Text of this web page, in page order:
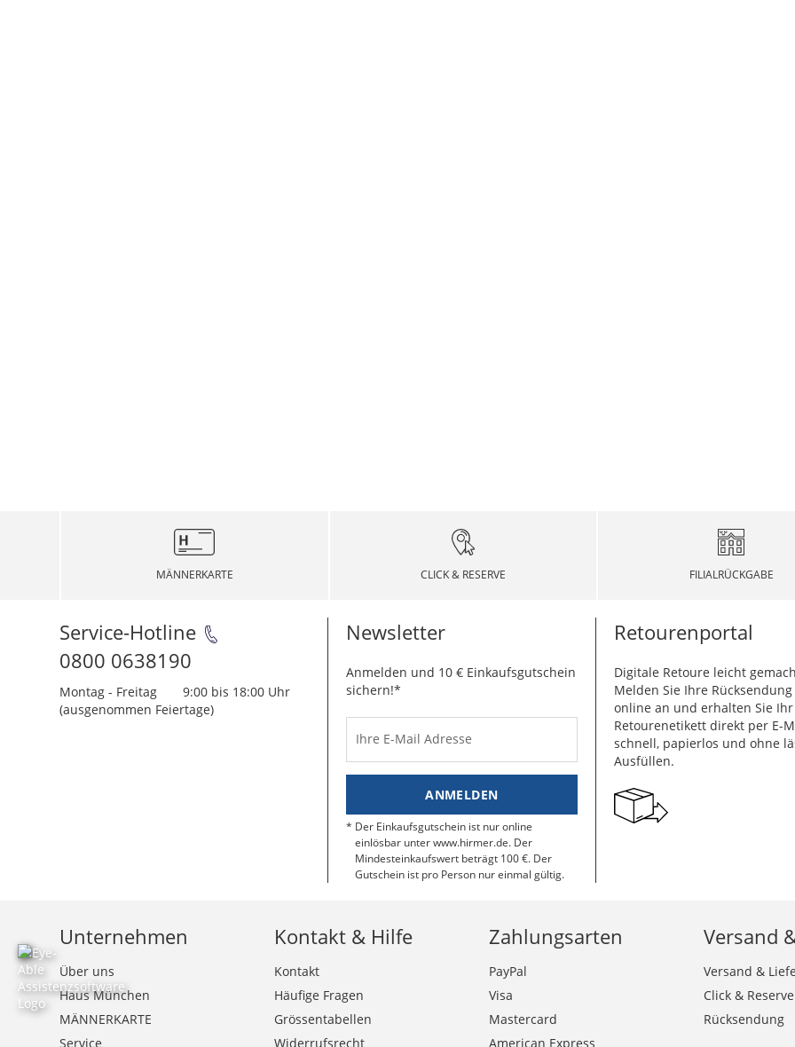
MÄNNERKARTE CLICK & RESERVE FILIALRÜCKGABE
Service-Hotline
0800 0638190
Montag - Freitag
9:00 bis 18:00 Uhr
(ausgenommen Feiertage)
Newsletter
Anmelden und 10 € Einkaufsgutschein
sichern!*
Ihre E-Mail Adresse
ANMELDEN
Der Einkaufsgutschein ist nur online
einlösbar unter www.hirmer.de. Der
Mindesteinkaufswert beträgt 100 €. Der
Gutschein ist pro Person nur einmal gültig.
Retourenportal
Digitale Retoure leicht
Melden Sie Ihre
online an und erhalten Sie Ihr
Retourenetikett direkt per E-
schnell, papierlos und ohne
Ausfüllen.
Unternehmen
Über uns
Haus München
MÄNNERKARTE
Service
Kontakt & Hilfe
Kontakt
Häufige Fragen
Grössentabellen
Widerrufsrecht
Zahlungsarten
PayPal
Visa
Mastercard
American Express
Versand
Versand &
Click & Reserve
Rücksendung